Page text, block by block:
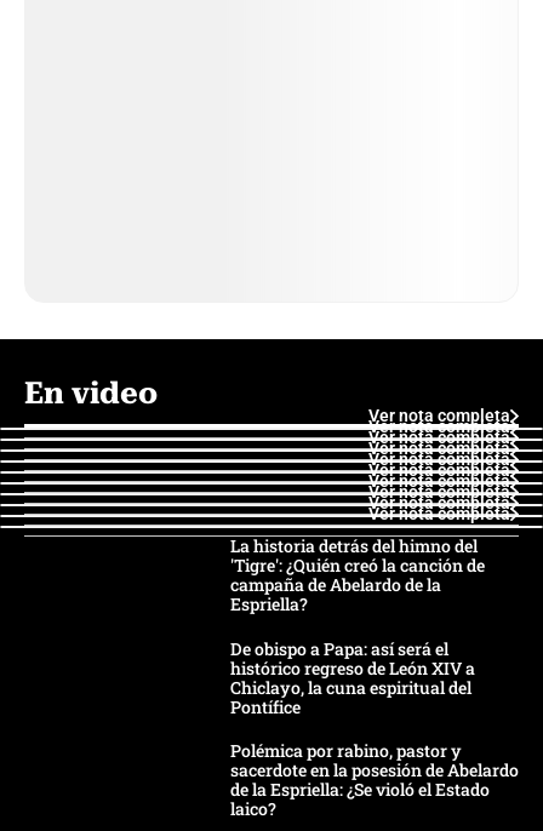
En video
Ver nota completa
Ver nota completa
Ver nota completa
Ver nota completa
Ver nota completa
Ver nota completa
Ver nota completa
Ver nota completa
Ver nota completa
Ver nota completa
La historia detrás del himno del
'Tigre': ¿Quién creó la canción de
campaña de Abelardo de la
Espriella?
De obispo a Papa: así será el
histórico regreso de León XIV a
Chiclayo, la cuna espiritual del
Pontífice
Polémica por rabino, pastor y
sacerdote en la posesión de Abelardo
de la Espriella: ¿Se violó el Estado
laico?